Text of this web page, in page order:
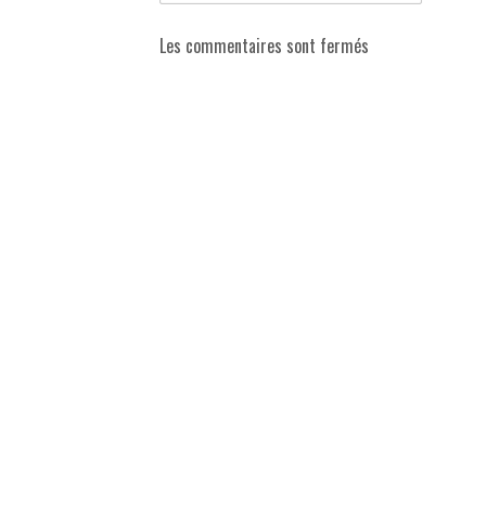
Les commentaires sont fermés